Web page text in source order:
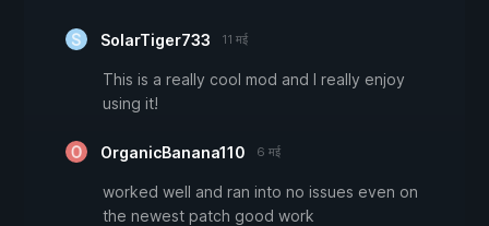
SolarTiger733 11 मई
This is a really cool mod and I really enjoy
using it!
OrganicBanana110 6 मई
worked well and ran into no issues even on
the newest patch good work